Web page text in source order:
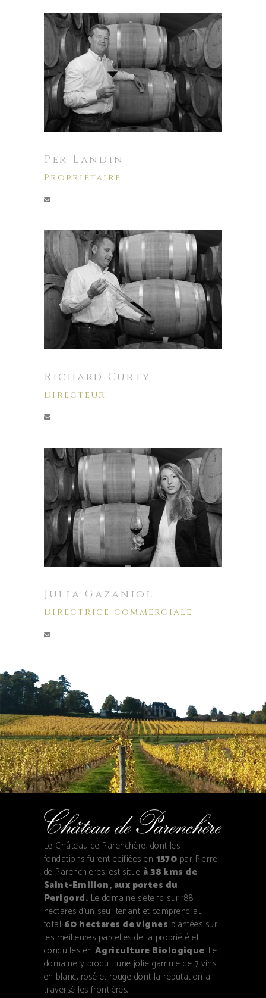
Per Landin
Propriétaire
Richard Curty
Directeur
Julia Gazaniol
Directrice commerciale
Le Château de Parenchère, dont les
fondations furent édifiées en 1570 par Pierre
de Parenchières, est situé à 38 kms de
Saint-Emilion, aux portes du
Perigord. Le domaine s'étend sur 188
hectares d'un seul tenant et comprend au
total 60 hectares de vignes plantées sur
les meilleures parcelles de la propriété et
conduites en Agriculture Biologique. Le
domaine y produit une jolie gamme de 7 vins
en blanc, rosé et rouge dont la réputation a
traversé les frontières.